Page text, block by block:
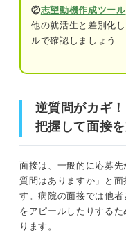
OK逆
う
身だ
話し
その
②志望動機作成ツール
他の就活生と差別化
ルで確認しましょう
逆質問がカギ
把握して面接
面接は、一般的に応募
質問はありますか」と
す。病院の面接では他
をアピールしたりする
ります。
面接対策前に確認！
コミュニケーション
忍耐力があるか
病院の面接でよく出